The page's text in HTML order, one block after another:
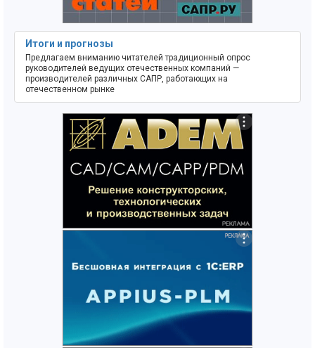
Итоги и прогнозы
Предлагаем вниманию читателей традиционный опрос
руководителей ведущих отечественных компаний —
производителей различных САПР, работающих на
отечественном рынке